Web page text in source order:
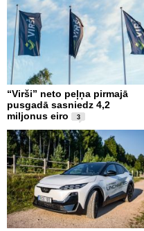
“Virši” neto peļņa pirmajā
pusgadā sasniedz 4,2
miljonus eiro
3